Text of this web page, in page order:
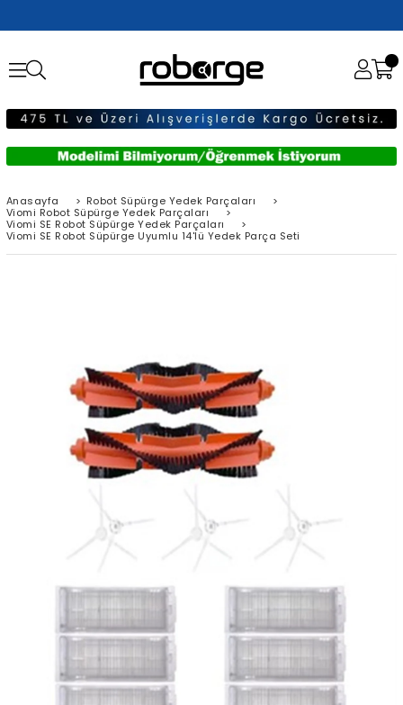
Anasayfa > Robot Süpürge Yedek Parçaları
>
Viomi Robot Süpürge Yedek Parçaları
>
Viomi SE Robot Süpürge Yedek Parçaları
>
Viomi SE Robot Süpürge Uyumlu 14'lü Yedek Parça Seti